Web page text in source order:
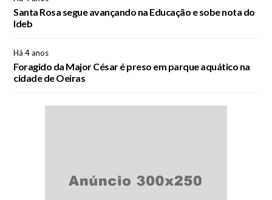
Santa Rosa segue avançando na Educação e sobe nota do
Ideb
Há 4 anos
Foragido da Major César é preso em parque aquático na
cidade de Oeiras